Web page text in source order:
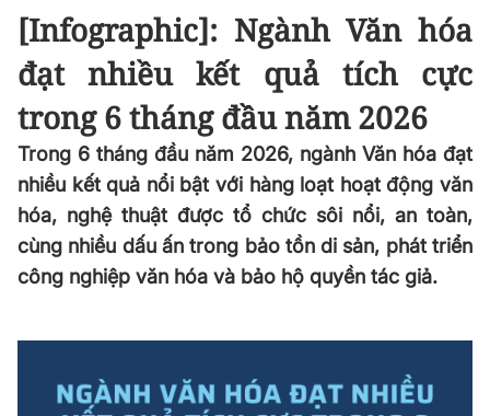
[Infographic]: Ngành Văn hóa
đạt nhiều kết quả tích cực
trong 6 tháng đầu năm 2026
Trong 6 tháng đầu năm 2026, ngành Văn hóa đạt
nhiều kết quả nổi bật với hàng loạt hoạt động văn
hóa, nghệ thuật được tổ chức sôi nổi, an toàn,
cùng nhiều dấu ấn trong bảo tồn di sản, phát triển
công nghiệp văn hóa và bảo hộ quyền tác giả.